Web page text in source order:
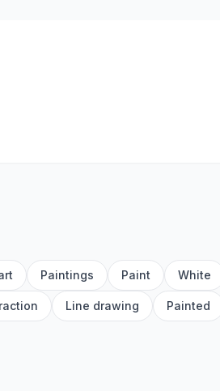
Paintings Paint White
Line drawing Painted